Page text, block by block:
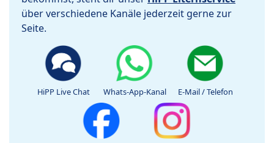
über verschiedene Kanäle jederzeit gerne zur
Seite.
HiPP Live Chat Whats-App-Kanal E-Mail / Telefon